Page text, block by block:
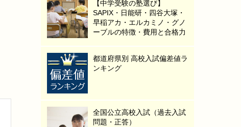
【中学受験の塾選び】
SAPIX・日能研・四谷大塚・
早稲アカ・エルカミノ・グノ
ーブルの特徴・費用と合格力
都道府県別 高校入試偏差値ラ
ンキング
全国公立高校入試（過去入試
問題・正答）